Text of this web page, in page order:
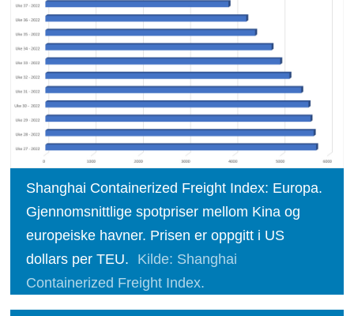
Shanghai Containerized Freight Index: Europa.
Gjennomsnittlige spotpriser mellom Kina og
europeiske havner. Prisen er oppgitt i US
dollars per TEU.
Kilde: Shanghai
Containerized Freight Index.